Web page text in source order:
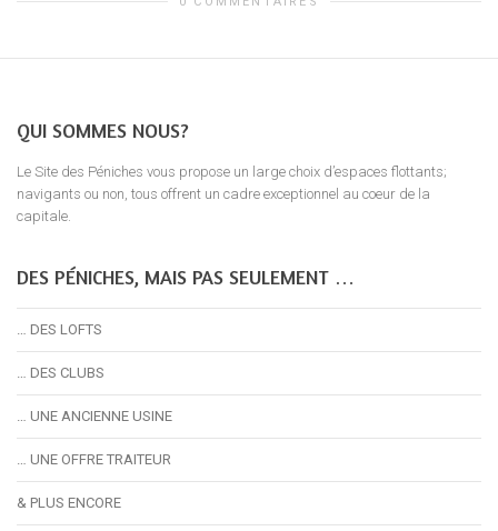
QUI SOMMES NOUS?
Le Site des Péniches vous propose un large choix d’espaces flottants;
navigants ou non, tous offrent un cadre exceptionnel au coeur de la
capitale.
DES PÉNICHES, MAIS PAS SEULEMENT …
… DES LOFTS
… DES CLUBS
… UNE ANCIENNE USINE
… UNE OFFRE TRAITEUR
& PLUS ENCORE